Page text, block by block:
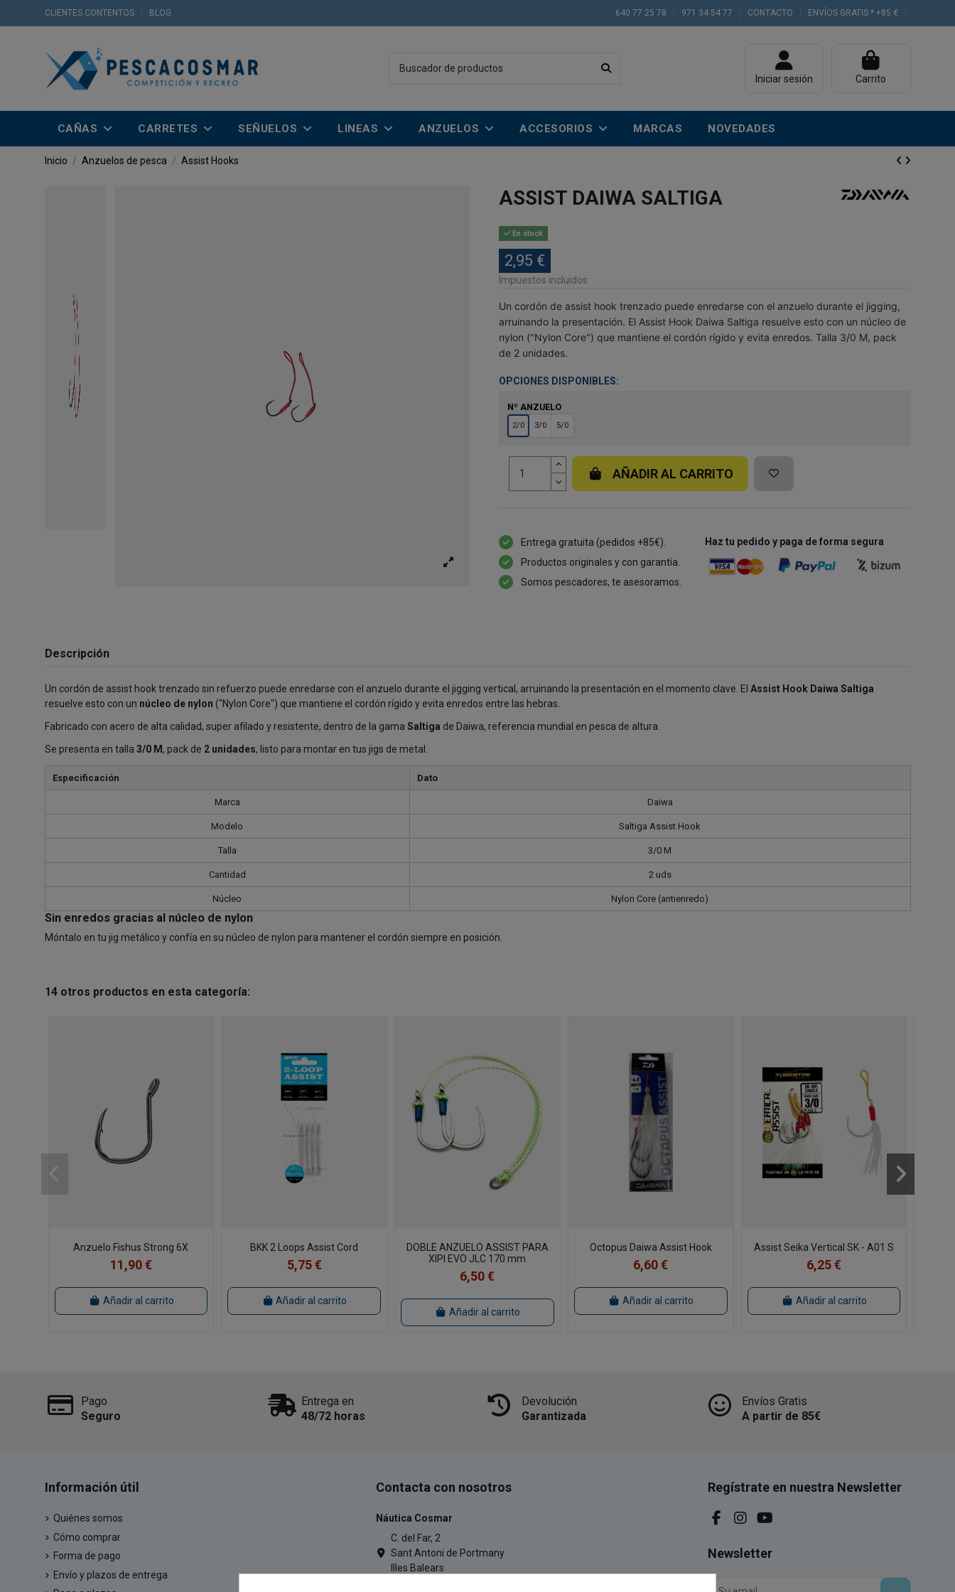
CLIENTES CONTENTOS BLOG 640 77 25 78 971 34 54 77 CONTACTO ENVÍOS GRATIS * +85 €
Iniciar sesión Carrito
CAÑAS CARRETES SEÑUELOS LINEAS ANZUELOS ACCESORIOS MARCAS NOVEDADES
Inicio Anzuelos de pesca Assist Hooks
ASSIST DAIWA SALTIGA
En stock
2,95 €
Impuestos incluidos
Un cordón de assist hook trenzado puede enredarse con el anzuelo durante el jigging,
arruinando la presentación. El Assist Hook Daiwa Saltiga resuelve esto con un núcleo de
nylon ("Nylon Core") que mantiene el cordón rígido y evita enredos. Talla 3/0 M, pack
de 2 unidades.
OPCIONES DISPONIBLES:
Nº ANZUELO
2/0 3/0 5/0
AÑADIR AL CARRITO
Entrega gratuita (pedidos +85€).
Productos originales y con garantía.
Somos pescadores, te asesoramos.
Haz tu pedido y paga de forma segura
Descripción
Un cordón de assist hook trenzado sin refuerzo puede enredarse con el anzuelo durante el jigging vertical, arruinando la presentación en el momento clave. El Assist Hook Daiwa Saltiga
resuelve esto con un núcleo de nylon ("Nylon Core") que mantiene el cordón rígido y evita enredos entre las hebras.
Fabricado con acero de alta calidad, super afilado y resistente, dentro de la gama Saltiga de Daiwa, referencia mundial en pesca de altura.
Se presenta en talla 3/0 M, pack de 2 unidades, listo para montar en tus jigs de metal.
Especificación Dato
Marca Daiwa
Modelo Saltiga Assist Hook
Talla 3/0 M
Cantidad 2 uds
Núcleo Nylon Core (antienredo)
Sin enredos gracias al núcleo de nylon
Móntalo en tu jig metálico y confía en su núcleo de nylon para mantener el cordón siempre en posición.
14 otros productos en esta categoría:
Anzuelo Fishus Strong 6X
11,90 €
Añadir al carrito
BKK 2 Loops Assist Cord
5,75 €
Añadir al carrito
DOBLE ANZUELO ASSIST PARA
XIPI EVO JLC 170 mm
6,50 €
Añadir al carrito
Octopus Daiwa Assist Hook
6,60 €
Añadir al carrito
Assist Seika Vertical SK - A01 S
6,25 €
Añadir al carrito
Pago
Seguro
Entrega en
48/72 horas
Devolución
Garantizada
Envíos Gratis
A partir de 85€
Información útil
Quiénes somos
Cómo comprar
Forma de pago
Envío y plazos de entrega
Contacta con nosotros
Náutica Cosmar
C. del Far, 2
Sant Antoni de Portmany
Illes Balears
Regístrate en nuestra Newsletter
Newsletter